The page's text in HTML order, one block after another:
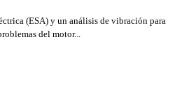
(ESA) y un análisis de vibración para
del motor...